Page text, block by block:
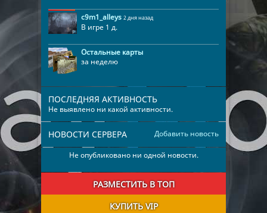
c9m1_alleys 2 дня назад
В игре 1 д.
Остальные карты
за неделю
ПОСЛЕДНЯЯ АКТИВНОСТЬ
Не выявлено ни какой активности.
Добавить новость
НОВОСТИ СЕРВЕРА
Не опубликовано ни одной новости.
РАЗМЕСТИТЬ В ТОП
КУПИТЬ VIP